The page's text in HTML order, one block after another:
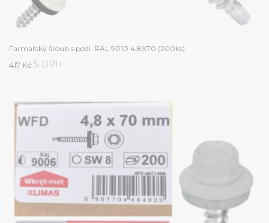
Farmářský šroub s podl. RAL 9010 4,8X70 (200ks)
417 Kč S DPH